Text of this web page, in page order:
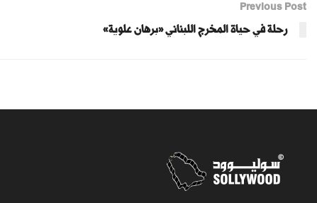
Previous Post
رحلة في حياة المخرج اللبناني «برهان علوية»